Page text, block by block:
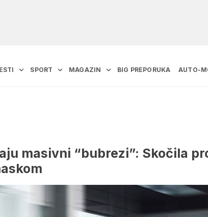
SPORT MAGAZIN BIG PREPORUKA AUTO-
masivni “bubrezi”: Skočila